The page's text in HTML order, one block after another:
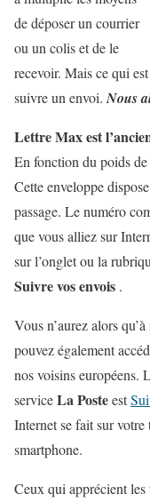
de déposer un courrier
ou un colis et de le
recevoir. Mais ce qui
suivre un envoi. Nous
Lettre Max est
En fonction du poids de
Cette enveloppe
passage. Le numéro
que vous alliez sur
sur l’onglet ou la
Suivre vos envois .
Vous n’aurez alors
pouvez également
nos voisins européens.
serviceLa Posteest
Internet se fait sur votre
smartphone.
Ceux qui apprécient